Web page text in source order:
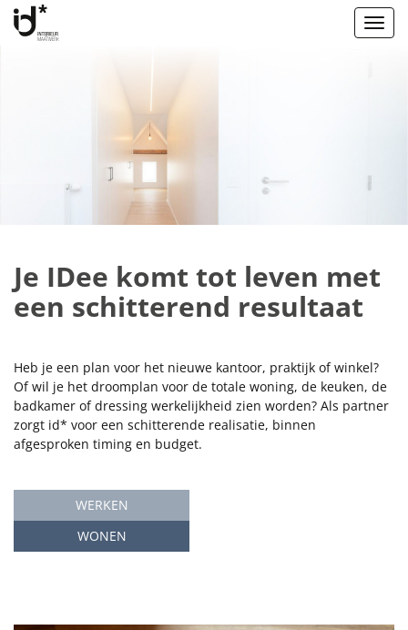
Je IDee komt tot leven met
een schitterend resultaat
Heb je een plan voor het nieuwe kantoor, praktijk of winkel?
Of wil je het droomplan voor de totale woning, de keuken, de
badkamer of dressing werkelijkheid zien worden? Als partner
zorgt id* voor een schitterende realisatie, binnen
afgesproken timing en budget.
WERKEN
WONEN